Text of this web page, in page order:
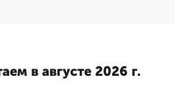
в августе 2026 г.